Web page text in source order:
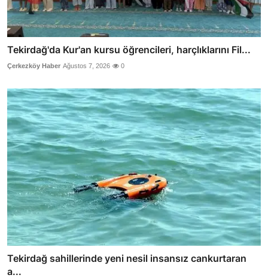
Tekirdağ'da Kur'an kursu öğrencileri, harçlıklarını Fil...
Çerkezköy Haber Ağustos 7, 2026 0
Tekirdağ sahillerinde yeni nesil insansız cankurtaran
a...